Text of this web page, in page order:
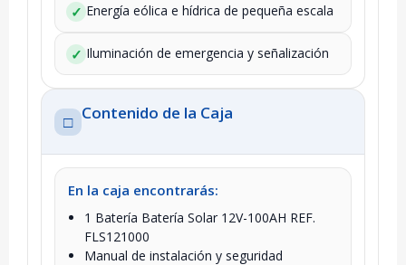
✓ Energía eólica e hídrica de pequeña escala
✓ Iluminación de emergencia y señalización
□ Contenido de la Caja
En la caja encontrarás:
1 Batería Batería Solar 12V-100AH REF.
FLS121000
Manual de instalación y seguridad